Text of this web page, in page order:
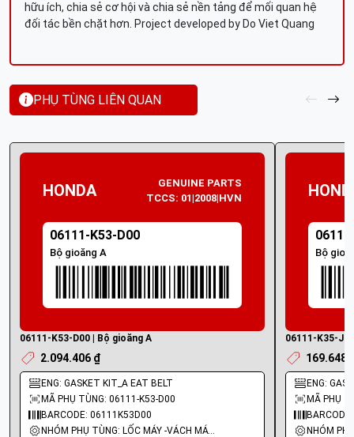
hữu ích, chia sẻ cơ hội và chia sẻ nền tảng để mối quan hệ
đối tác bền chặt hơn. Project developed by Do Viet Quang
PHỤ TÙNG LIÊN QUAN
HONDA
GENUINE PARTS
TCCS: 01|2008|HVN
06111-K53-D00
Bộ gioăng A
06111-K53-D00 | Bộ gioăng A
2.094.406 ₫
ENG: GASKET KIT_A EAT BELT
MÃ PHỤ TÙNG: 06111-K53-D00
BARCODE: 06111K53D00
NHÓM PHỤ TÙNG: LỐC MÁY -VÁCH MÁY - GIOĂNG MÁY
Bộ
06111-K35-
169.648
ENG:
MÃ PHỤ